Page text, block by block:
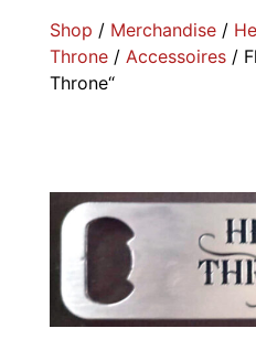
Shop / Merchandise/
Throne/ Accessoires/
Throne“